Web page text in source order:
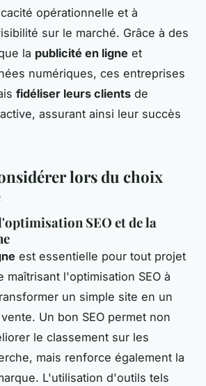
opérationnelle et à
sur le marché. Grâce à des
la publicité en ligne et
numériques, ces entreprises
fidéliser leurs clients de
assurant ainsi leur succès
lors du choix
SEO et de la
est essentielle pour tout projet
maîtrisant l'optimisation SEO à
un simple site en un
Un bon SEO permet non
le classement sur les
mais renforce également la
L'utilisation d'outils tels